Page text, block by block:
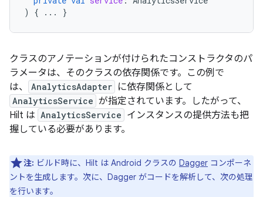
)
{ ... }
クラスのアノテーションが付けられたコンストラクタのパ
ラメータは、そのクラスの依存関係です。この例で
は、
AnalyticsAdapter に依存関係として
AnalyticsService が指定されています。したがって、
Hilt は AnalyticsService インスタンスの提供方法も把
握している必要があります。
注: ビルド時に、Hilt は Android クラスの Dagger コンポーネ
ントを生成します。次に、Dagger がコードを解析して、次の処理
を行います。